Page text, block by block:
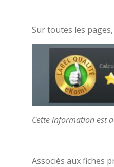
Sur toutes les
Cette information est
Associés aux fiches